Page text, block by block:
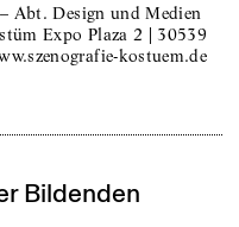
Abt. Design und Medien
Expo Plaza 2 | 30539
kostuem.de
Bildenden